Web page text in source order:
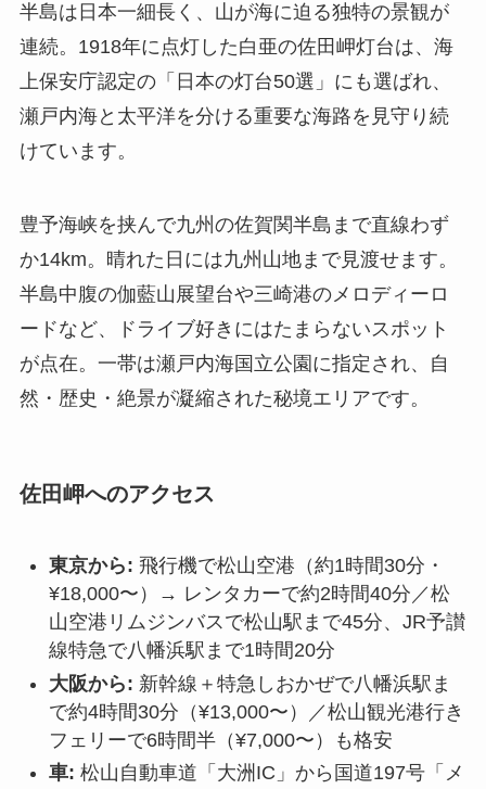
半島は日本一細長く、山が海に迫る独特の景観が
連続。1918年に点灯した白亜の佐田岬灯台は、海
上保安庁認定の「日本の灯台50選」にも選ばれ、
瀬戸内海と太平洋を分ける重要な海路を見守り続
けています。
豊予海峡を挟んで九州の佐賀関半島まで直線わず
か14km。晴れた日には九州山地まで見渡せます。
半島中腹の伽藍山展望台や三崎港のメロディーロ
ードなど、ドライブ好きにはたまらないスポット
が点在。一帯は瀬戸内海国立公園に指定され、自
然・歴史・絶景が凝縮された秘境エリアです。
佐田岬へのアクセス
東京から: 飛行機で松山空港（約1時間30分・
¥18,000〜）→ レンタカーで約2時間40分／松
山空港リムジンバスで松山駅まで45分、JR予讃
線特急で八幡浜駅まで1時間20分
大阪から: 新幹線＋特急しおかぜで八幡浜駅ま
で約4時間30分（¥13,000〜）／松山観光港行き
フェリーで6時間半（¥7,000〜）も格安
車: 松山自動車道「大洲IC」から国道197号「メ